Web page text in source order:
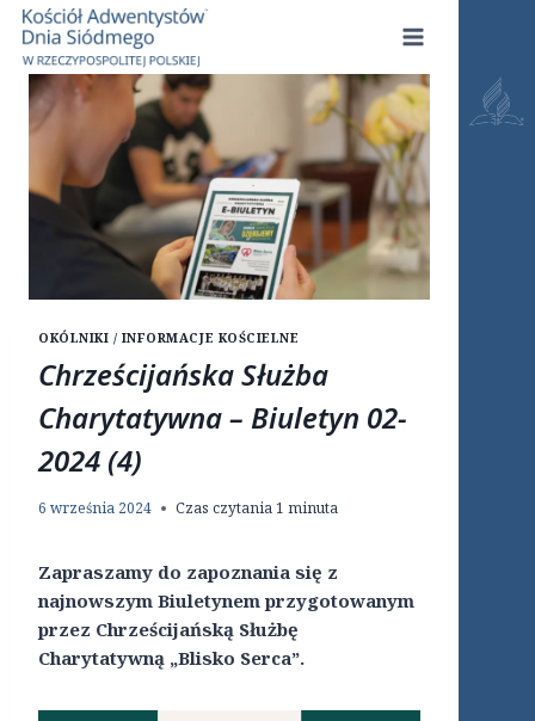
Przejdź
treści
OKÓLNIKI / INFORMACJE KOŚCIELNE
Chrześcijańska Służba
Charytatywna – Biuletyn 02-
2024 (4)
6 września 2024 Czas czytania1 minuta
Zapraszamy do zapoznania się z
najnowszym Biuletynem przygotowanym
przez Chrześcijańską Służbę
Charytatywną „Blisko Serca”.